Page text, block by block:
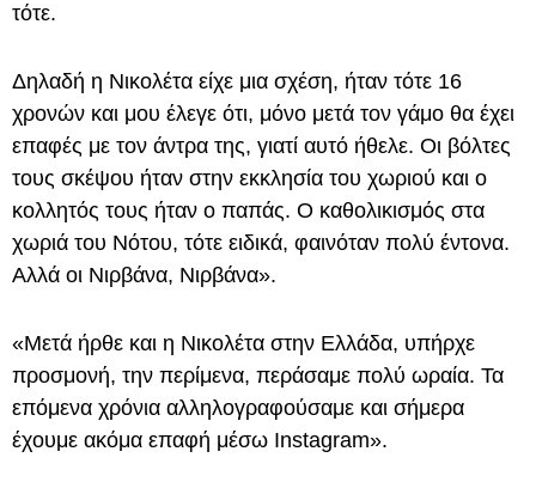
τότε.
Δηλαδή η Νικολέτα είχε μια σχέση, ήταν τότε 16
χρονών και μου έλεγε ότι, μόνο μετά τον γάμο θα έχει
επαφές με τον άντρα της, γιατί αυτό ήθελε. Οι βόλτες
τους σκέψου ήταν στην εκκλησία του χωριού και ο
κολλητός τους ήταν ο παπάς. Ο καθολικισμός στα
χωριά του Νότου, τότε ειδικά, φαινόταν πολύ έντονα.
Αλλά οι Νιρβάνα, Νιρβάνα».
«Μετά ήρθε και η Νικολέτα στην Ελλάδα, υπήρχε
προσμονή, την περίμενα, περάσαμε πολύ ωραία. Τα
επόμενα χρόνια αλληλογραφούσαμε και σήμερα
έχουμε ακόμα επαφή μέσω Instagram».